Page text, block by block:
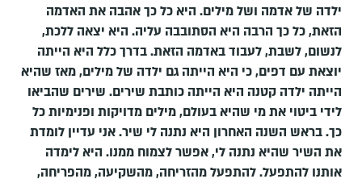
ילדה של אדמה ושל מילים. היא כל כך אהבה את האדמה
הזאת, כל כך הרבה היא הסתובבה עליה. היא יצאה ללכת,
לנשום, לשבת, לעבוד באדמה הזאת. בדרך כלל היא הייתה
יוצאת עם דפים, כי היא הייתה גם ילדה של מילים, מאז שהיא
הייתה ילדה קטנה היא הייתה כותבת שירים. שירים שהביאו
לידי ביטוי את מי שהיא בעולם, מילים מדויקות ופנימיות כל
כך. בראש השנה האחרון היא נתנה לי שיר. אני עדיין לומדת
את השיר שהיא נתנה לי, אפשר לצמוח ממנו. היא לימדה
אותנו להתפעל. להתפעל מהזריחה, מהשקיעה, מהפריחה,